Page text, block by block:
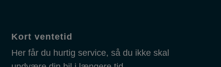
Kort ventetid
Her får du hurtig service, så du ikke skal